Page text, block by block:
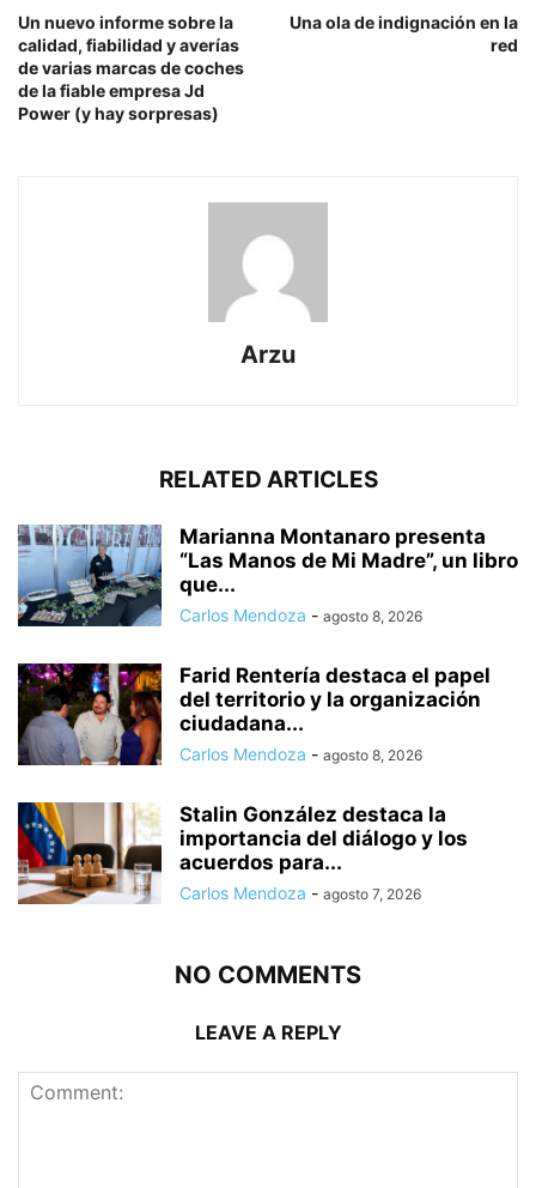
Un nuevo informe sobre la
calidad, fiabilidad y averías
de varias marcas de coches
de la fiable empresa Jd
Power (y hay sorpresas)
Una ola de indignación en la
red
Arzu
RELATED ARTICLES
Marianna Montanaro presenta
“Las Manos de Mi Madre”, un libro
que...
Carlos Mendoza - agosto 8, 2026
Farid Rentería destaca el papel
del territorio y la organización
ciudadana...
Carlos Mendoza - agosto 8, 2026
Stalin González destaca la
importancia del diálogo y los
acuerdos para...
Carlos Mendoza - agosto 7, 2026
NO COMMENTS
LEAVE A REPLY